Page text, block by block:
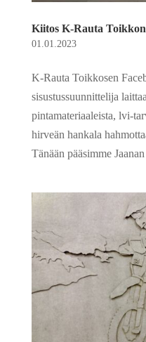
Kiitos K-Rauta
01.01.2023
K-Rauta Toikkosen
sisustussuunnittelija
pintamateriaaleista, lvi-
hirveän hankala
Tänään pääsimme